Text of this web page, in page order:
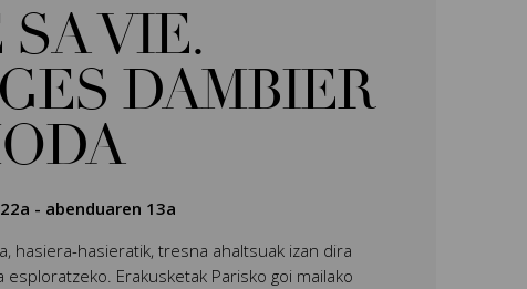
VIE.
DAMBIER
- abenduaren 13a
hasiera-hasieratik, tresna ahaltsuak izan dira
Erakusketak Parisko goi mailako